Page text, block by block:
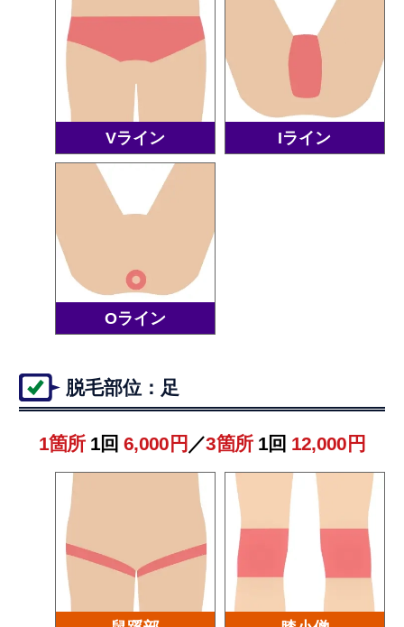
Vライン Iライン
Oライン
脱毛部位：足
1箇所1回6,000円 ／3箇所1回 12,000円